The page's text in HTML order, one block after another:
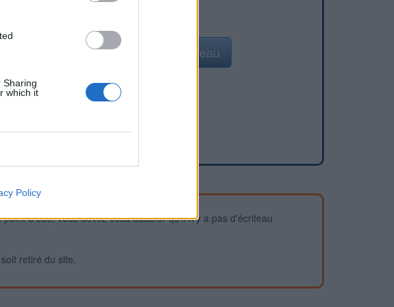
Sharing
which it
Policy
Ajouter un point d'eau
d'eau, vous devez vous assurer qu'il n'y a pas d'écriteau
retiré du site.